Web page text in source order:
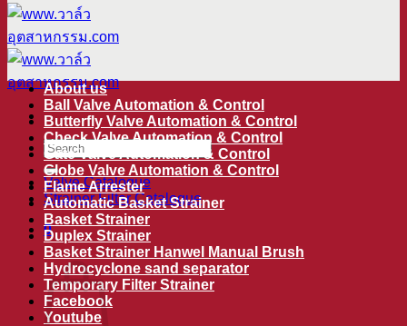
ค้นหา:
Valve Catalogue
Strainer Filter Catalogue
0
ตะกร้าสินค้า
About us
Ball Valve Automation & Control
Butterfly Valve Automation & Control
Check Valve Automation & Control
Gate Valve Automation & Control
Globe Valve Automation & Control
Flame Arrester
Automatic Basket Strainer
Basket Strainer
Duplex Strainer
Basket Strainer Hanwel Manual Brush
Hydrocyclone sand separator
Temporary Filter Strainer
Facebook
Youtube